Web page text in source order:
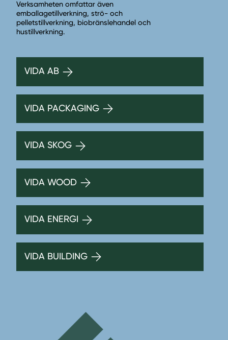
Verksamheten omfattar även
emballagetillverkning, strö- och
pelletstillverkning, biobränslehandel och
hustillverkning.
VIDA AB
VIDA PACKAGING
VIDA SKOG
VIDA WOOD
VIDA ENERGI
VIDA BUILDING